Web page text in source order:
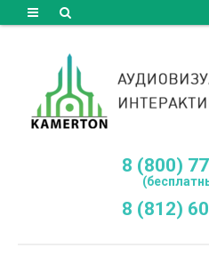
8 (800)
8 (812)